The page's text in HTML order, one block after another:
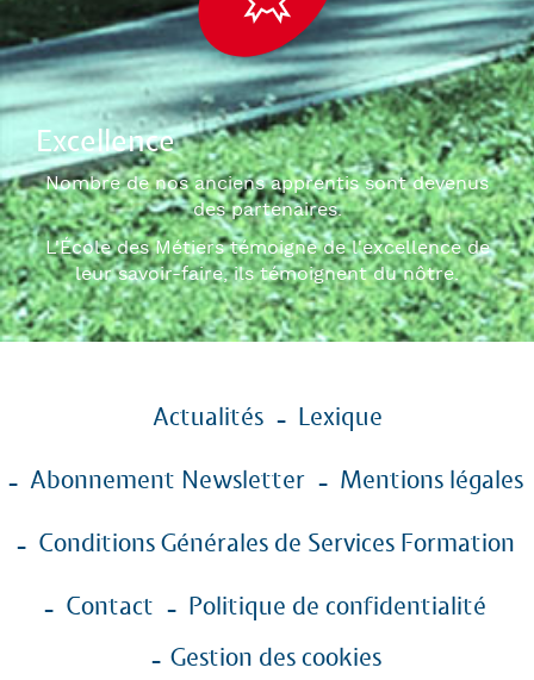
Excellence
Nombre de nos anciens apprentis sont devenus
des partenaires.
L'École des Métiers témoigne de l'excellence de
leur savoir-faire, ils témoignent du nôtre.
de
page
Actualités Lexique
Abonnement Newsletter Mentions légales
Conditions Générales de Services Formation
Contact
Politique de confidentialité
Gestion des cookies